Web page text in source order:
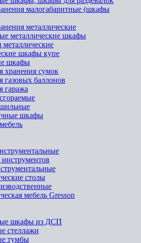
малогабаритные (шкафы
металлические
металлические шкафы
шкафы купе
шкафы
сумок
баллонов
гаража
шкафы
столы
мебель Gresson
шкафы из ДСП
стеллажи
тумбы